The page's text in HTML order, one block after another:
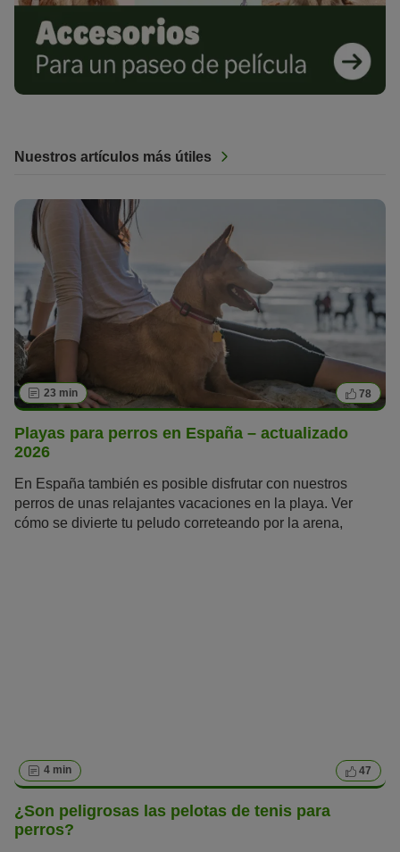
Nuestros artículos más útiles
23 min 78
Playas para perros en España – actualizado
2026
En España también es posible disfrutar con nuestros
perros de unas relajantes vacaciones en la playa. Ver
cómo se divierte tu peludo correteando por la arena,
4 min 47
¿Son peligrosas las pelotas de tenis para
perros?